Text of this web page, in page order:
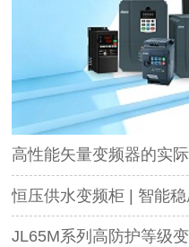
高性能矢量变频器的实
恒压供水变频柜 | 智能稳
JL65M系列高防护等级变频